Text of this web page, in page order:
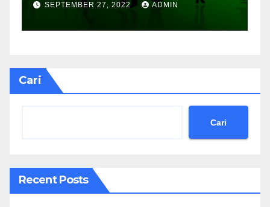
SEPTEMBER 27, 2022 ADMIN
Cari
Cari
Recent Posts